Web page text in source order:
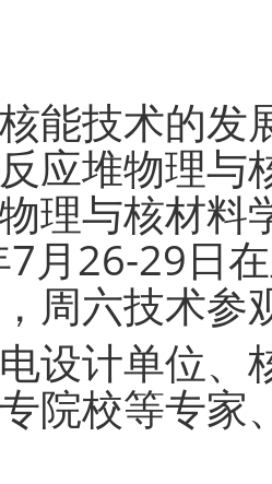
能技术的发
应堆物理与
理与核材料
月26-29日
周六技术参
设计单位、
院校等专家